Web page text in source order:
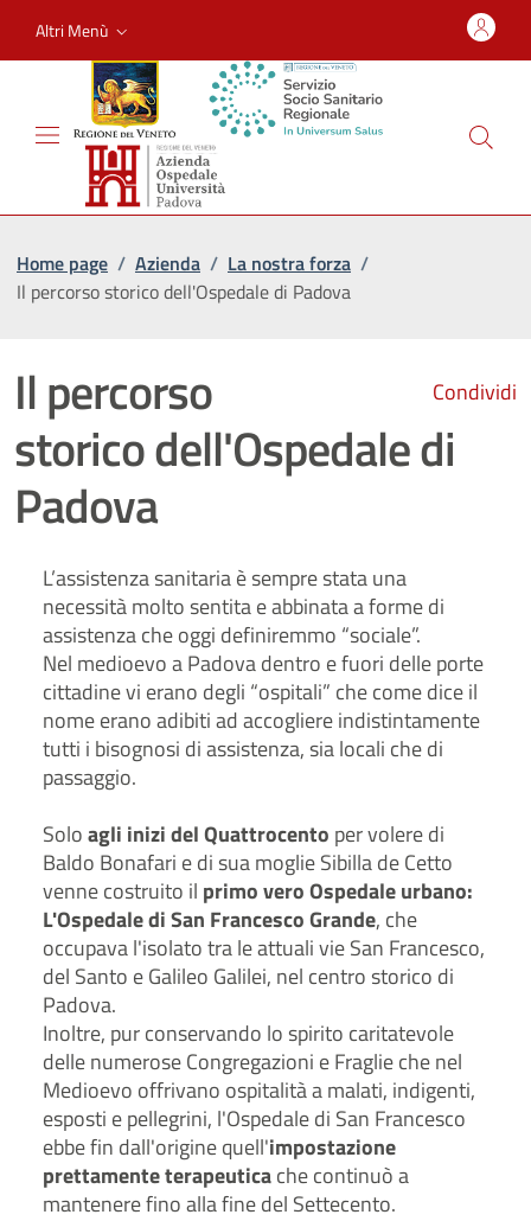
Altri Menù
Home page / Azienda / La nostra forza /
Il percorso storico dell'Ospedale di Padova
Condividi
Il percorso
storico dell'Ospedale di
Padova
L’assistenza sanitaria è sempre stata una
necessità molto sentita e abbinata a forme di
assistenza che oggi definiremmo “sociale”.
Nel medioevo a Padova dentro e fuori delle porte
cittadine vi erano degli “ospitali” che come dice il
nome erano adibiti ad accogliere indistintamente
tutti i bisognosi di assistenza, sia locali che di
passaggio.
Soloagli inizi del Quattrocento per volere di
Baldo Bonafari e di sua moglie Sibilla de Cetto
venne costruito il primo vero Ospedale urbano:
L'Ospedale di San Francesco Grande, che
occupava l'isolato tra le attuali vie San Francesco,
del Santo e Galileo Galilei, nel centro storico di
Padova.
Inoltre, pur conservando lo spirito caritatevole
delle numerose Congregazioni e Fraglie che nel
Medioevo offrivano ospitalità a malati, indigenti,
esposti e pellegrini, l'Ospedale di San Francesco
ebbe fin dall'origine quell'impostazione
prettamente terapeuticache continuò a
mantenere fino alla fine del Settecento.